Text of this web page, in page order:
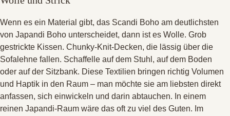
Wenn es ein Material gibt, das Scandi Boho am deutlichsten
von Japandi Boho unterscheidet, dann ist es Wolle. Grob
gestrickte Kissen. Chunky-Knit-Decken, die lässig über die
Sofalehne fallen. Schaffelle auf dem Stuhl, auf dem Boden
oder auf der Sitzbank. Diese Textilien bringen richtig Volumen
und Haptik in den Raum – man möchte sie am liebsten direkt
anfassen, sich einwickeln und darin abtauchen. In einem
reinen Japandi-Raum wäre das oft zu viel des Guten. Im